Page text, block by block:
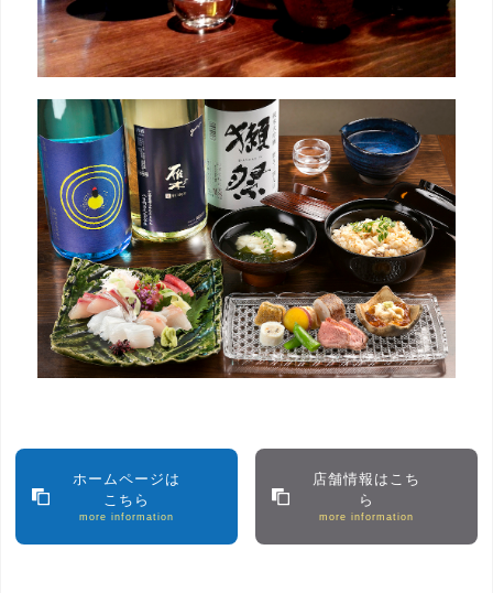
ホームページは
こちら
more information
店舗情報はこち
ら
more information